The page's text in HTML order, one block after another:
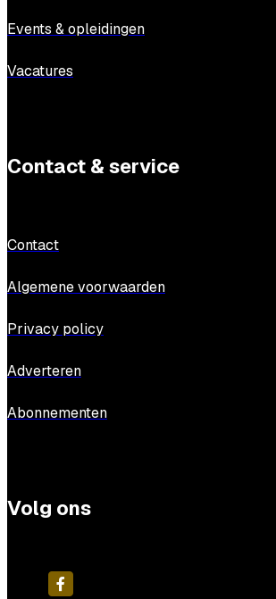
Events & opleidingen
Vacatures
Contact & service
Contact
Algemene voorwaarden
Privacy policy
Adverteren
Abonnementen
Volg ons